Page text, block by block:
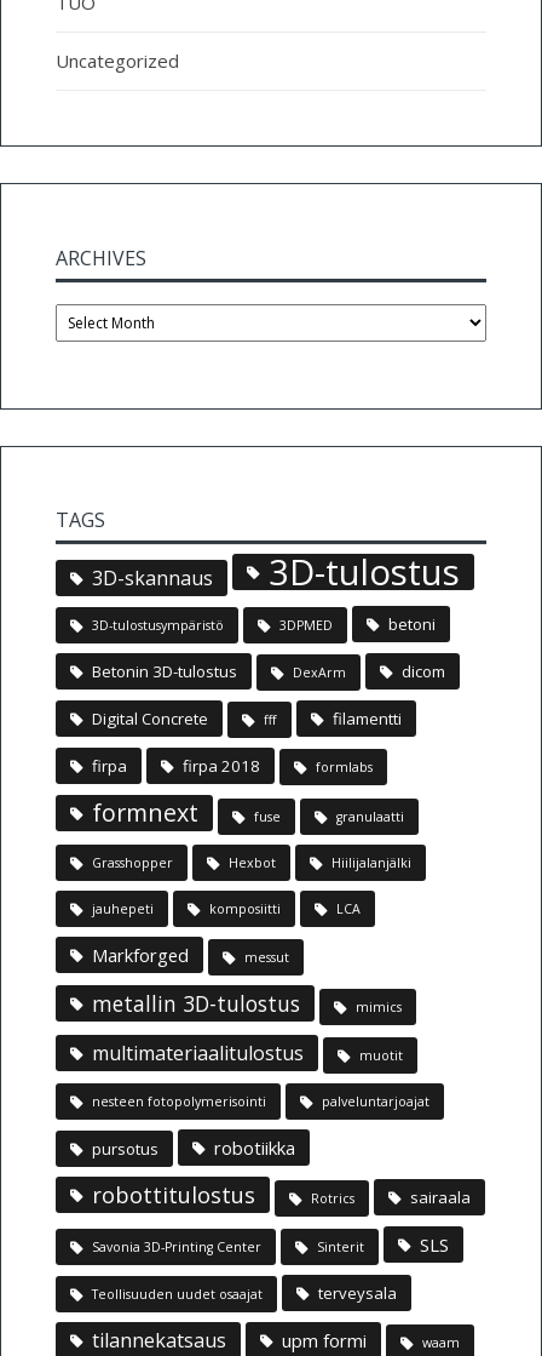
Uncategorized
ARCHIVES
Archives
TAGS
3D-skannaus 3D-tulostus
3D-tulostusympäristö 3DPMED betoni
Betonin 3D-tulostus DexArm dicom
Digital Concrete fff filamentti
firpa firpa 2018 formlabs
formnext fuse granulaatti
Grasshopper Hexbot Hiilijalanjälki
jauhepeti komposiitti LCA
Markforged messut
metallin 3D-tulostus mimics
multimateriaalitulostus muotit
nesteen fotopolymerisointi palveluntarjoajat
pursotus robotiikka
robottitulostus Rotrics sairaala
Savonia 3D-Printing Center Sinterit SLS
Teollisuuden uudet osaajat terveysala
tilannekatsaus upm formi waam